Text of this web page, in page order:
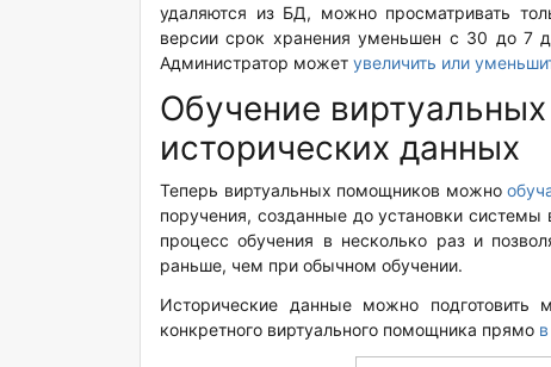
удаляются из БД, можно просматривать
версии срок хранения уменьшен с 30 до 7
Администратор может увеличить или
Обучение
исторических данных
Теперь виртуальных помощников можно
поручения, созданные до установки системы
процесс обучения в несколько раз и
раньше, чем при обычном обучении.
Исторические данные можно
конкретного виртуального помощника прямо